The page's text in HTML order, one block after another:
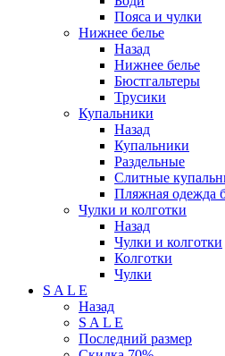
Пояса и чулки
Нижнее белье
Назад
Нижнее белье
Бюстгальтеры
Трусики
Купальники
Назад
Купальники
Раздельные
Слитные
Пляжная одежда
Чулки и колготки
Назад
Чулки и колготки
Колготки
Чулки
S A L E
Назад
S A L E
Последний размер